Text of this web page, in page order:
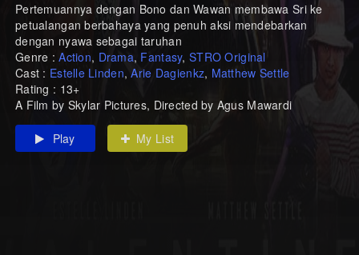
Pertemuannya dengan Bono dan Wawan membawa Sri ke
petualangan berbahaya yang penuh aksi mendebarkan
dengan nyawa sebagai taruhan
Genre :Action, Drama, Fantasy, STRO Original
Cast : Estelle Linden,Arie Dagienkz, Matthew Settle
Rating : 13+
A Film by Skylar Pictures, Directed by Agus Mawardi
Play My List